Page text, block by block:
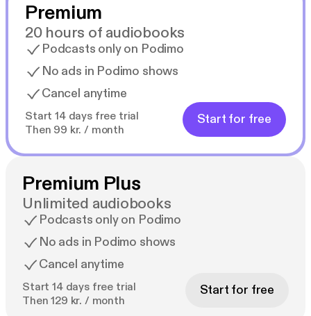
Premium
20 hours of audiobooks
Podcasts only on Podimo
No ads in Podimo shows
Cancel anytime
Start 14 days free trial
Then 99 kr. / month
Start for free
Premium Plus
Unlimited audiobooks
Podcasts only on Podimo
No ads in Podimo shows
Cancel anytime
Start 14 days free trial
Then 129 kr. / month
Start for free